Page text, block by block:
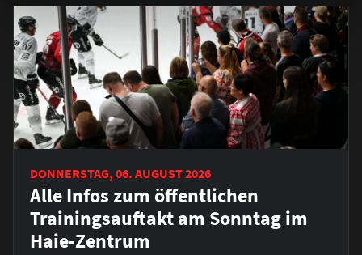
DONNERSTAG, 06. AUGUST 2026
Alle Infos zum öffentlichen
Trainingsauftakt am Sonntag im
Haie-Zentrum